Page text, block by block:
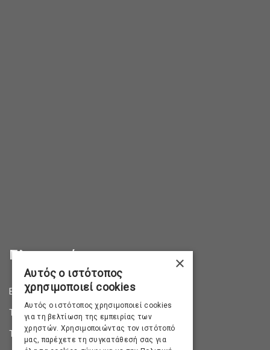
Πληροφορίες
Επικοινωνία
Τρόποι Αποστολής
Τρόποι Πληρωμής
×
Αυτός ο ιστότοπος
χρησιμοποιεί cookies
Αυτός ο ιστότοπος χρησιμοποιεί cookies
για τη βελτίωση της εμπειρίας των
χρηστών. Χρησιμοποιώντας τον ιστότοπό
μας, παρέχετε τη συγκατάθεσή σας για